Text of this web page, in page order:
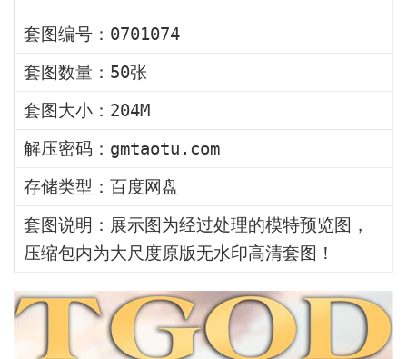
套图编号：0701074
套图数量：50张
套图大小：204M
解压密码：gmtaotu.com
存储类型：百度网盘
套图说明：展示图为经过处理的模特预览图，
压缩包内为大尺度原版无水印高清套图！